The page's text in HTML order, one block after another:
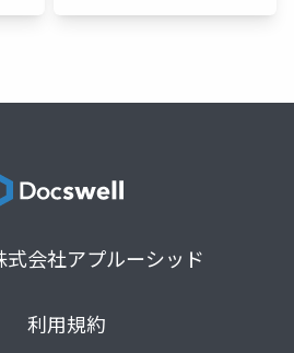
式会社アプルーシッド
利用規約